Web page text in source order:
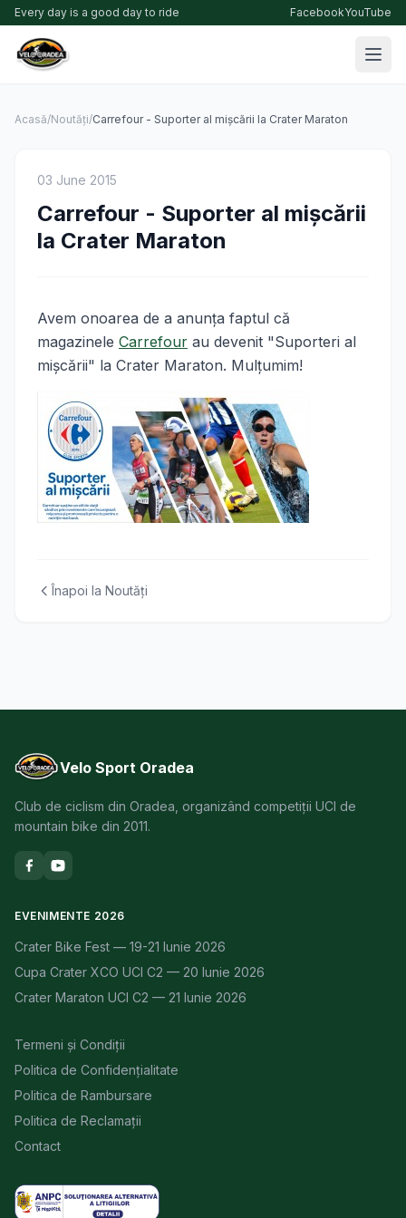
Every day is a good day to ride FacebookYouTube
Acasă/Noutăți/Carrefour - Suporter al mişcării la Crater Maraton
03 June 2015
Carrefour - Suporter al mişcării
la Crater Maraton
Avem onoarea de a anunţa faptul că
magazinele Carrefour au devenit "Suporteri al
mişcării" la Crater Maraton. Mulţumim!
Înapoi la Noutăți
Velo Sport Oradea
Club de ciclism din Oradea, organizând competiții UCI de
mountain bike din 2011.
EVENIMENTE 2026
Crater Bike Fest — 19-21 Iunie 2026
Cupa Crater XCO UCI C2 — 20 Iunie 2026
Crater Maraton UCI C2 — 21 Iunie 2026
Termeni și Condiții
Politica de Confidențialitate
Politica de Rambursare
Politica de Reclamații
Contact